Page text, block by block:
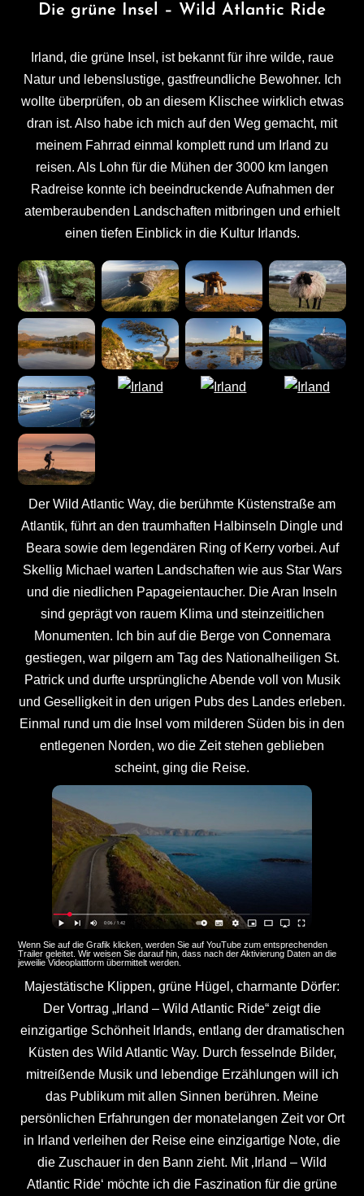
Die grüne Insel – Wild Atlantic Ride
Irland, die grüne Insel, ist bekannt für ihre wilde, raue
Natur und lebenslustige, gastfreundliche Bewohner. Ich
wollte überprüfen, ob an diesem Klischee wirklich etwas
dran ist. Also habe ich mich auf den Weg gemacht, mit
meinem Fahrrad einmal komplett rund um Irland zu
reisen. Als Lohn für die Mühen der 3000 km langen
Radreise konnte ich beeindruckende Aufnahmen der
atemberaubenden Landschaften mitbringen und erhielt
einen tiefen Einblick in die Kultur Irlands.
Der Wild Atlantic Way, die berühmte Küstenstraße am
Atlantik, führt an den traumhaften Halbinseln Dingle und
Beara sowie dem legendären Ring of Kerry vorbei. Auf
Skellig Michael warten Landschaften wie aus Star Wars
und die niedlichen Papageientaucher. Die Aran Inseln
sind geprägt von rauem Klima und steinzeitlichen
Monumenten. Ich bin auf die Berge von Connemara
gestiegen, war pilgern am Tag des Nationalheiligen St.
Patrick und durfte ursprüngliche Abende voll von Musik
und Geselligkeit in den urigen Pubs des Landes erleben.
Einmal rund um die Insel vom milderen Süden bis in den
entlegenen Norden, wo die Zeit stehen geblieben
scheint, ging die Reise.
Wenn Sie auf die Grafik klicken, werden Sie auf YouTube zum entsprechenden
Trailer geleitet. Wir weisen Sie darauf hin, dass nach der Aktivierung Daten an die
jeweilie Videoplattform übermittelt werden.
Majestätische Klippen, grüne Hügel, charmante Dörfer:
Der Vortrag „Irland – Wild Atlantic Ride“ zeigt die
einzigartige Schönheit Irlands, entlang der dramatischen
Küsten des Wild Atlantic Way. Durch fesselnde Bilder,
mitreißende Musik und lebendige Erzählungen will ich
das Publikum mit allen Sinnen berühren. Meine
persönlichen Erfahrungen der monatelangen Zeit vor Ort
in Irland verleihen der Reise eine einzigartige Note, die
die Zuschauer in den Bann zieht. Mit ‚Irland – Wild
Atlantic Ride‘ möchte ich die Faszination für die grüne